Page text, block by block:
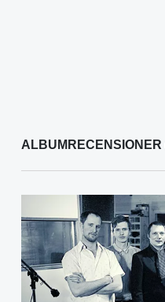
ALBUMRECENSIONER